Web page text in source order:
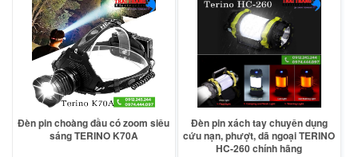
Đèn pin choàng đầu có zoom siêu
sáng TERINO K70A
Đèn pin xách tay chuyên dụng
cứu nạn, phượt, dã ngoại TERINO
HC-260 chính hãng